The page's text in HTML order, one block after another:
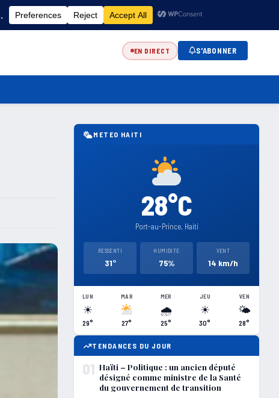
FR EN ES KR
EN DIRECT S'ABONNER
METEO HAITI
28°C
Port-au-Prince, Haiti
RESSENTI
31°
HUMIDITE
75%
VENT
14 km/h
LUN
☀
29°
MAR
27°
MER
🌧
25°
JEU
☀
30°
VEN
🌤
28°
TENDANCES DU JOUR
01 Haïti – Politique : un ancien député
désigné comme ministre de la Santé
du gouvernement de transition